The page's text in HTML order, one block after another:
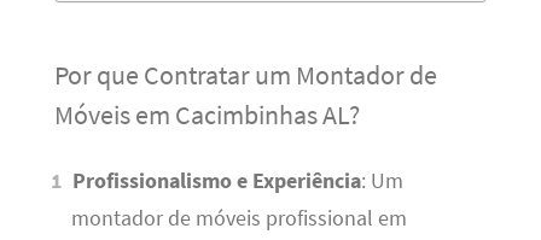
Por que Contratar um Montador de
Móveis em Cacimbinhas AL?
Profissionalismo e Experiência: Um
montador de móveis profissional em